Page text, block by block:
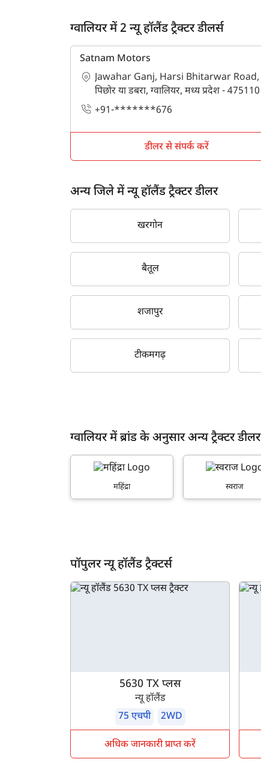
ग्वालियर में 2 न्यू हॉलैंड ट्रैक्टर डीलर्स
Satnam Motors
Jawahar Ganj, Harsi Bhitarwar Road,
पिछोर या डबरा, ग्वालियर, मध्य प्रदेश - 475110
+91-*******676
डीलर से संपर्क करें
अन्य जिले में न्यू हॉलैंड ट्रैक्टर डीलर
खरगोन
बैतूल
शजापुर
टीकमगढ़
ग्वालियर में ब्रांड के अनुसार अन्य ट्रैक्टर डीलर
महिंद्रा स्वराज
पॉपुलर न्यू हॉलैंड ट्रैक्टर्स
5630 TX प्लस
न्यू हॉलैंड
75 एचपी
2WD
अधिक जानकारी प्राप्त करें